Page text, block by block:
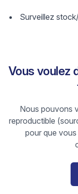
Surveillez
Vous voulez
Nous pouvons
reproductible
pour que